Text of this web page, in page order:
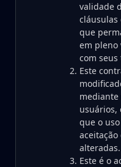
validade
cláusulas
que
em pleno
com seus
Este
mediante
usuários,
que o
aceitação
alteradas.
Este é o